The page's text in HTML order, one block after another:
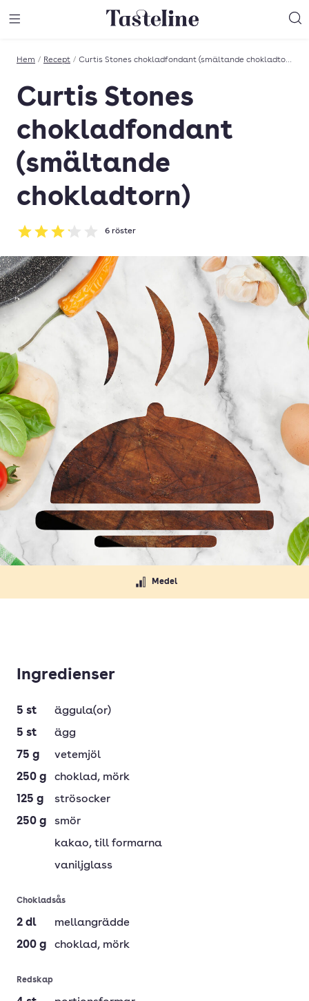
Till Tastelines startsida
Hem / Recept / Curtis Stones chokladfondant (smältande chokladtorn)
Curtis Stones
chokladfondant
(smältande
chokladtorn)
Betyg: 3.17 av 5
6 röster
Medel
Ingredienser
5 st
äggula(or)
5 st
ägg
75 g
vetemjöl
250 g choklad, mörk
125 g
strösocker
250 g
smör
kakao, till formarna
vaniljglass
Chokladsås
2 dl
mellangrädde
200 g choklad, mörk
Redskap